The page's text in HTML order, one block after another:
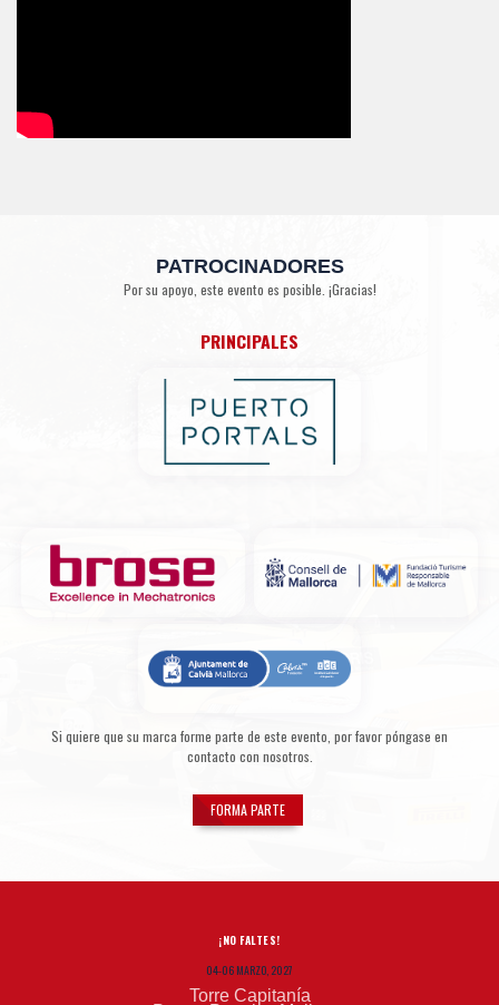
PATROCINADORES
Por su apoyo, este evento es posible. ¡Gracias!
PRINCIPALES
Si quiere que su marca forme parte de este evento, por favor póngase en
contacto con nosotros.
FORMA PARTE
¡NO FALTES!
04-06 MARZO, 2027
Torre Capitanía